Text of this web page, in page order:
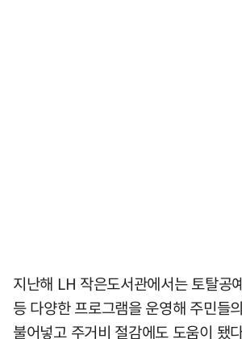
지난해 LH 작은도서관에서는 토탈공
등 다양한 프로그램을 운영해 주민들
불어넣고 주거비 절감에도 도움이 됐